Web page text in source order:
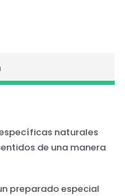
naturales
de una manera
preparado especial